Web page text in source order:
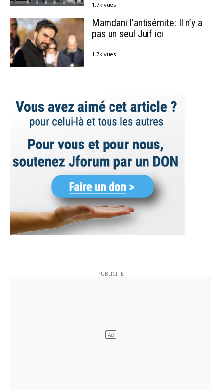
1.7k vues
Mamdani l’antisémite: Il n’y a
pas un seul Juif ici
1.7k vues